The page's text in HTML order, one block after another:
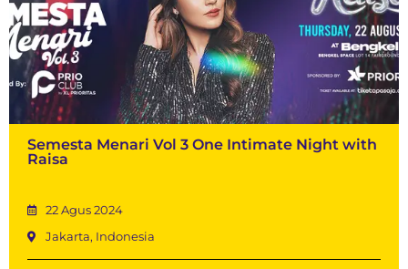
Semesta Menari Vol 3 One Intimate Night with
Raisa
22 Agus 2024
Jakarta, Indonesia